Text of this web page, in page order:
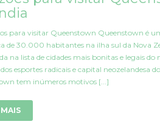
para visitar Queenstown Queenstown é
de 30.000 habitantes na ilha sul da Nova
na lista de cidades mais bonitas e legais
esportes radicais e capital neozelandesa
tem inúmeros motivos [...]